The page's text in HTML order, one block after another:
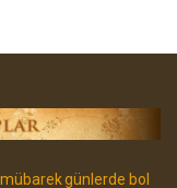
günlerde bol